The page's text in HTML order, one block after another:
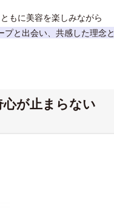
もに美容を楽しみながら
プと出会い、共感した理念と
が止まらない